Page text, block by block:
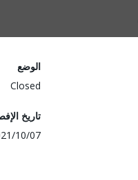
الوضع
Closed
تاريخ
10/07